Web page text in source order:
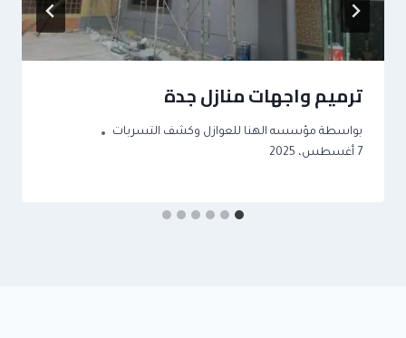
ترميم واجهات منازل جدة
بواسطة مؤسسه الهنا للعوازل وكشف التسربات
7 أغسطس، 2025